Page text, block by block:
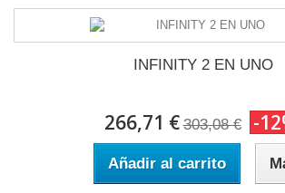
INFINITY 2 EN UNO
266,71 € 303,08 € -
Añadir al carrito